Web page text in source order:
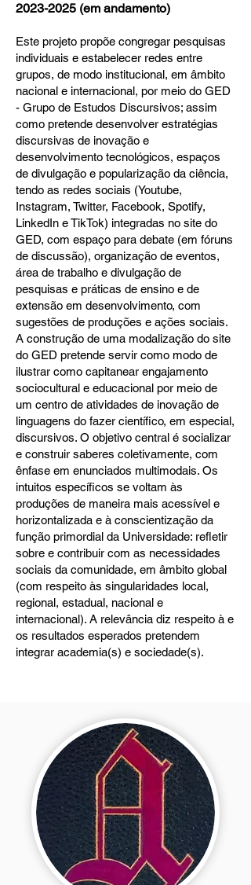
2023-2025 (em andamento)
Este projeto propõe congregar pesquisas
individuais e estabelecer redes entre
grupos, de modo institucional, em âmbito
nacional e internacional, por meio do GED
- Grupo de Estudos Discursivos; assim
como pretende desenvolver estratégias
discursivas de inovação e
desenvolvimento tecnológicos, espaços
de divulgação e popularização da ciência,
tendo as redes sociais (Youtube,
Instagram, Twitter, Facebook, Spotify,
LinkedIn e TikTok) integradas no site do
GED, com espaço para debate (em fóruns
de discussão), organização de eventos,
área de trabalho e divulgação de
pesquisas e práticas de ensino e de
extensão em desenvolvimento, com
sugestões de produções e ações sociais.
A construção de uma modalização do site
do GED pretende servir como modo de
ilustrar como capitanear engajamento
sociocultural e educacional por meio de
um centro de atividades de inovação de
linguagens do fazer científico, em especial,
discursivos. O objetivo central é socializar
e construir saberes coletivamente, com
ênfase em enunciados multimodais. Os
intuitos específicos se voltam às
produções de maneira mais acessível e
horizontalizada e à conscientização da
função primordial da Universidade: refletir
sobre e contribuir com as necessidades
sociais da comunidade, em âmbito global
(com respeito às singularidades local,
regional, estadual, nacional e
internacional). A relevância diz respeito à e
os resultados esperados pretendem
integrar academia(s) e sociedade(s).